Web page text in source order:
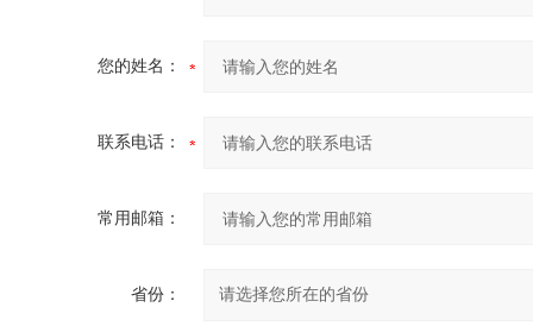
您的姓名：
联系电话：
常用邮箱：
省份：